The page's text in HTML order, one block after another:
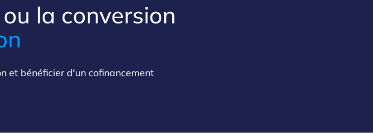
la conversion
et bénéficier d'un cofinancement